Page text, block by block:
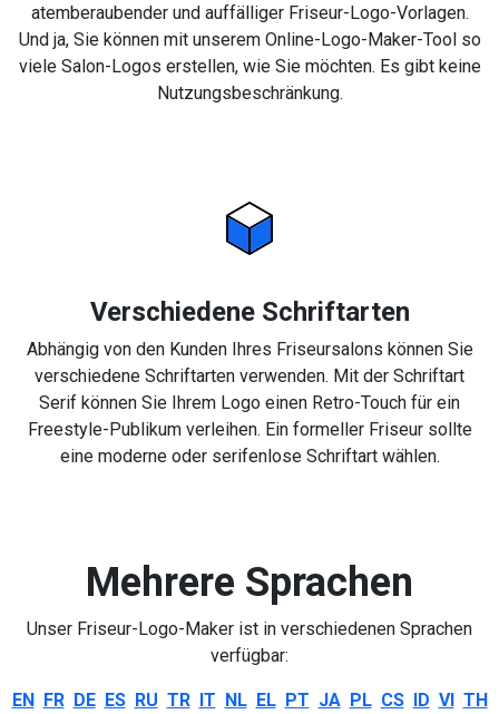
atemberaubender und auffälliger Friseur-Logo-Vorlagen.
Und ja, Sie können mit unserem Online-Logo-Maker-Tool so
viele Salon-Logos erstellen, wie Sie möchten. Es gibt keine
Nutzungsbeschränkung.
Verschiedene Schriftarten
Abhängig von den Kunden Ihres Friseursalons können Sie
verschiedene Schriftarten verwenden. Mit der Schriftart
Serif können Sie Ihrem Logo einen Retro-Touch für ein
Freestyle-Publikum verleihen. Ein formeller Friseur sollte
eine moderne oder serifenlose Schriftart wählen.
Mehrere Sprachen
Unser Friseur-Logo-Maker ist in verschiedenen Sprachen
verfügbar:
EN FR DE ES RU TR IT NL EL PT JA PL CS ID VI TH